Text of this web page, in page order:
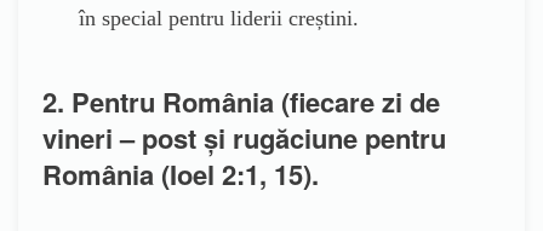
în special pentru liderii creștini.
2. Pentru România (fiecare zi de
vineri – post și rugăciune pentru
România (Ioel 2:1, 15).